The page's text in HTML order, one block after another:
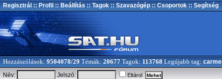
Regisztrál :: Profil :: Beállítás :: Tagok :: Szavazógép :: Csoportok :: Segítség
Hozzászólások: 9504078/29 Témák: 20677 Tagok: 113768 Legújabb tag:
Név:
Jelszó: Eltárol